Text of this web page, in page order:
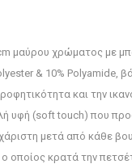
μαύρου χρώματος με
& 10% Polyamide,
και την
υφή (soft touch) που
μετά από κάθε
οποίος κρατά την